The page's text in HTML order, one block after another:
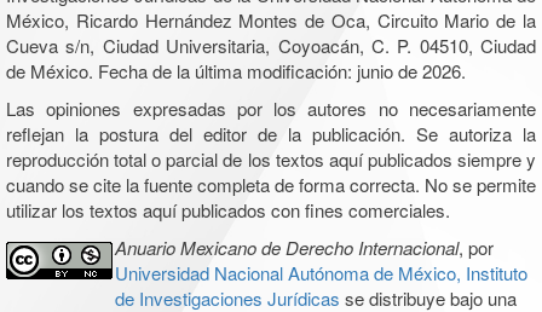
México, Ricardo Hernández Montes de Oca, Circuito Mario de la
Cueva s/n, Ciudad Universitaria, Coyoacán, C. P. 04510, Ciudad
de México. Fecha de la última modificación: junio de 2026.
Las opiniones expresadas por los autores no necesariamente
reflejan la postura del editor de la publicación. Se autoriza la
reproducción total o parcial de los textos aquí publicados siempre y
cuando se cite la fuente completa de forma correcta. No se permite
utilizar los textos aquí publicados con fines comerciales.
Anuario Mexicano de Derecho Internacional, por
Universidad Nacional Autónoma de México, Instituto
de Investigaciones Jurídicas se distribuye bajo una